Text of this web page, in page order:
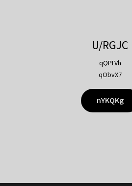
U/RGJC
qQPLVh
qObvX7
nYKQKg